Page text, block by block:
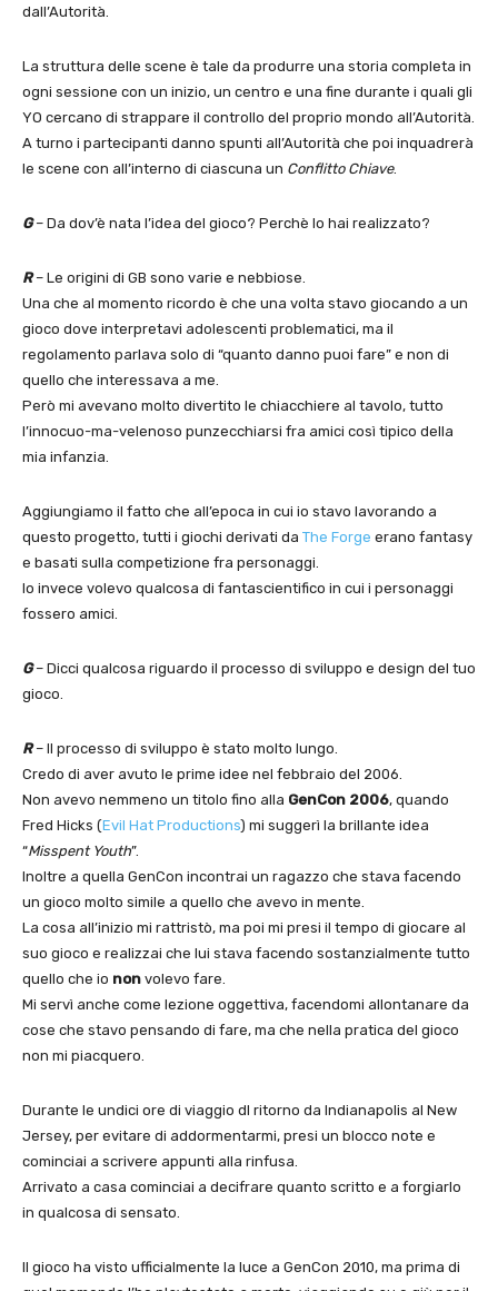
dall’Autorità.
La struttura delle scene è tale da produrre una storia completa in
ogni sessione con un inizio, un centro e una fine durante i quali gli
YO cercano di strappare il controllo del proprio mondo all’Autorità.
A turno i partecipanti danno spunti all’Autorità che poi inquadrerà
le scene con all’interno di ciascuna un Conflitto Chiave.
G– Da dov’è nata l’idea del gioco? Perchè lo hai realizzato?
R– Le origini di GB sono varie e nebbiose.
Una che al momento ricordo è che una volta stavo giocando a un
gioco dove interpretavi adolescenti problematici, ma il
regolamento parlava solo di “quanto danno puoi fare” e non di
quello che interessava a me.
Però mi avevano molto divertito le chiacchiere al tavolo, tutto
l’innocuo-ma-velenoso punzecchiarsi fra amici così tipico della
mia infanzia.
Aggiungiamo il fatto che all’epoca in cui io stavo lavorando a
questo progetto, tutti i giochi derivati da The Forge erano fantasy
e basati sulla competizione fra personaggi.
Io invece volevo qualcosa di fantascientifico in cui i personaggi
fossero amici.
G– Dicci qualcosa riguardo il processo di sviluppo e design del tuo
gioco.
R– Il processo di sviluppo è stato molto lungo.
Credo di aver avuto le prime idee nel febbraio del 2006.
Non avevo nemmeno un titolo fino alla GenCon 2006, quando
Fred Hicks (Evil Hat Productions) mi suggerì la brillante idea
“Misspent Youth”.
Inoltre a quella GenCon incontrai un ragazzo che stava facendo
un gioco molto simile a quello che avevo in mente.
La cosa all’inizio mi rattristò, ma poi mi presi il tempo di giocare al
suo gioco e realizzai che lui stava facendo sostanzialmente tutto
quello che io non volevo fare.
Mi servì anche come lezione oggettiva, facendomi allontanare da
cose che stavo pensando di fare, ma che nella pratica del gioco
non mi piacquero.
Durante le undici ore di viaggio dl ritorno da Indianapolis al New
Jersey, per evitare di addormentarmi, presi un blocco note e
cominciai a scrivere appunti alla rinfusa.
Arrivato a casa cominciai a decifrare quanto scritto e a forgiarlo
in qualcosa di sensato.
Il gioco ha visto ufficialmente la luce a GenCon 2010, ma prima di